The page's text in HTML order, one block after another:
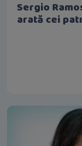
Sergio
arată cei